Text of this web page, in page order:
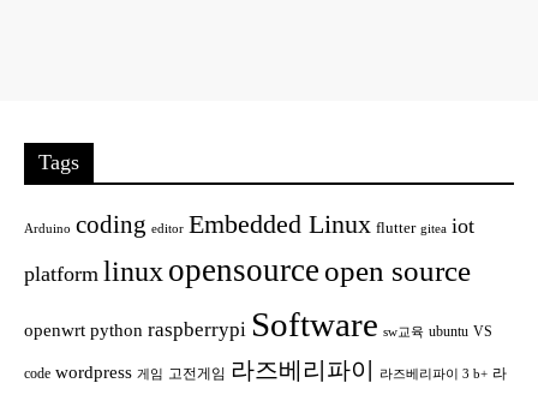
Tags
Arduino coding editor Embedded Linux flutter gitea iot
platform linux opensource open source
openwrt python raspberrypi Software sw교육 ubuntu VS
code wordpress 게임 고전게임 라즈베리파이 라즈베리파이 3 b+ 라